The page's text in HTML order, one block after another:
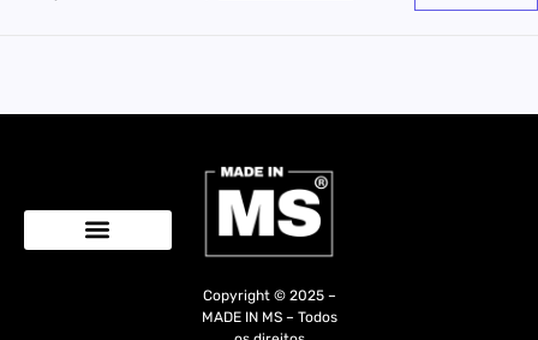
Copyright © 2025 –
MADE IN MS – Todos